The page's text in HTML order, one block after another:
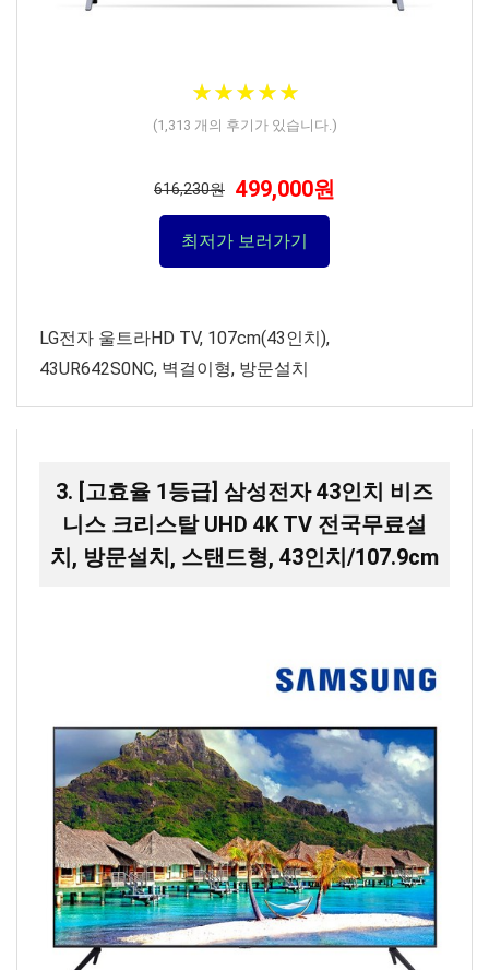
★★★★★
★★★★★
(1,313 개의 후기가 있습니다.)
616,230원 499,000원
최저가 보러가기
LG전자 울트라HD TV, 107cm(43인치),
43UR642S0NC, 벽걸이형, 방문설치
3. [고효율 1등급] 삼성전자 43인치 비즈
니스 크리스탈 UHD 4K TV 전국무료설
치, 방문설치, 스탠드형, 43인치/107.9cm